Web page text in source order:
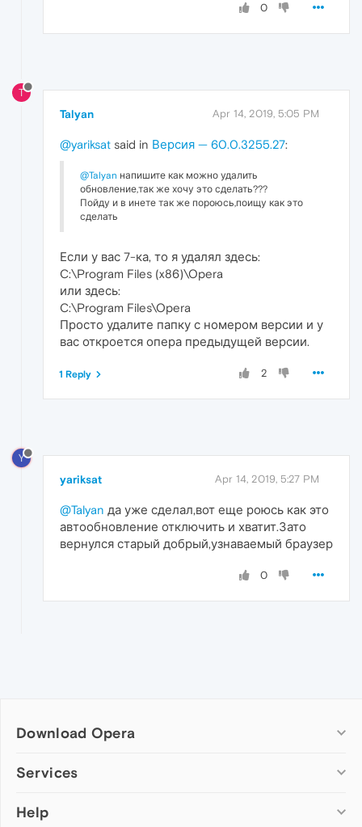
0
T
Talyan Apr 14, 2019, 5:05 PM
@yariksat said in Версия — 60.0.3255.27:
@Talyan напишите как можно удалить
обновление,так же хочу это сделать???
Пойду и в инете так же пороюсь,поищу как это
сделать
Если у вас 7-ка, то я удалял здесь:
C:\Program Files (x86)\Opera
или здесь:
C:\Program Files\Opera
Просто удалите папку с номером версии и у
вас откроется опера предыдущей версии.
2
1 Reply
Y
yariksat Apr 14, 2019, 5:27 PM
@Talyan да уже сделал,вот еще роюсь как это
автообновление отключить и хватит.Зато
вернулся старый добрый,узнаваемый браузер
0
Download Opera
Computer browsers
Opera for Mac
Services
Add-ons
Help